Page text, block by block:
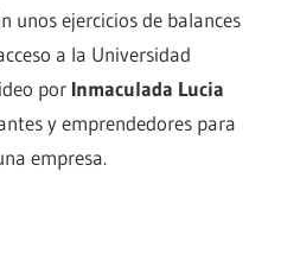
unos ejercicios de balances
a la Universidad
por Inmaculada Lucia
y emprendedores para
empresa.